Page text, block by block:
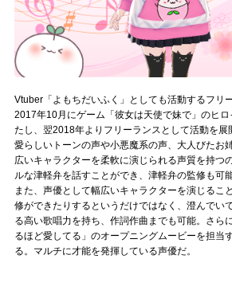
muevoクラウドファンディング
muevoコミュニティ
ぶいコミュ！by muevo
ぶいマガ！ by muevo
Follow us
Official SNS
Vtuber「よもちだいふく」としても活動するフリ
2017年10月にゲーム「彼女は天使で妹で」のヒ
たし、翌2018年よりフリーランスとして活動を展
愛らしいトーンの声や小悪魔系の声、大人びたお
広いキャラクターを柔軟に演じられる声質を持つ
ルな津軽弁を話すことができ、津軽弁の監修も可
また、声優として幅広いキャラクターを演じるこ
修ができたりするというだけではなく、澄んでい
る高い歌唱力を持ち、作詞作曲までも可能。さら
るほど愛してる」のオープニングムービーを担当
る。マルチに才能を発揮している声優だ。